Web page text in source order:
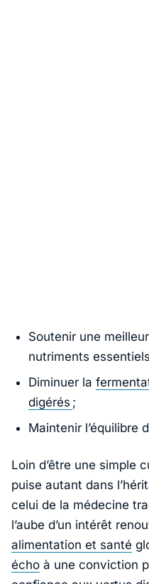
Soutenir une
nutriments
Diminuer la
digérés ;
Maintenir l’équilibre
Loin d’être une simple
puise autant dans
celui de la médecine
l’aube d’un intérêt
alimentation et santé
écho à une conviction